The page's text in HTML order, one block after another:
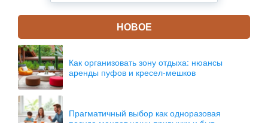
НОВОЕ
Как организовать зону отдыха: нюансы
аренды пуфов и кресел-мешков
Прагматичный выбор как одноразовая